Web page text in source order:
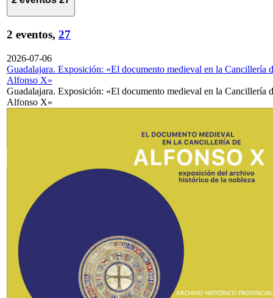
2 eventos, 27
2026-07-06
Guadalajara. Exposición: «El documento medieval en la Cancillería
Alfonso X»
Guadalajara. Exposición: «El documento medieval en la Cancillería
Alfonso X»